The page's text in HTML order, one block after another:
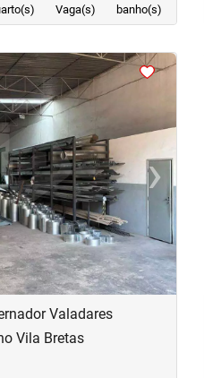
Vaga(s)
banho(s)
›Next
Valadares
Vila Bretas